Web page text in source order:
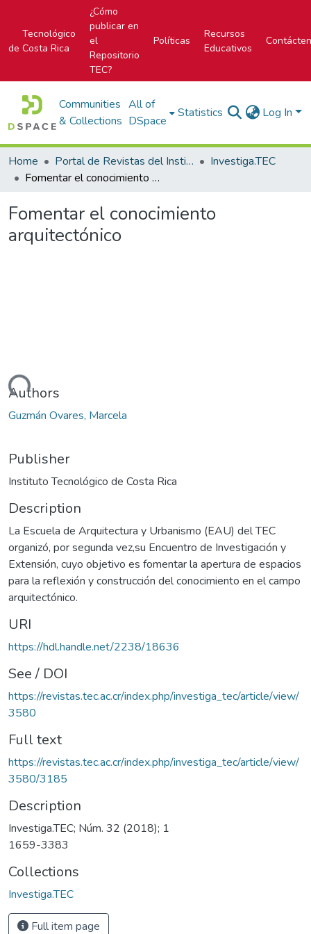
Tecnológico
de Costa Rica
¿Cómo
publicar en
el
Repositorio
TEC?
Políticas
Recursos
Educativos
Communities
& Collections
All of
DSpace
Statistics Log In
Home Portal de Revistas del Instituto Tecnológico de Costa Rica
Investiga.TEC
Fomentar el conocimiento arquitectónico
Fomentar el conocimiento
arquitectónico
Authors
Guzmán Ovares, Marcela
Publisher
Instituto Tecnológico de Costa Rica
Description
La Escuela de Arquitectura y Urbanismo (EAU) del TEC
organizó, por segunda vez,su Encuentro de Investigación y
Extensión, cuyo objetivo es fomentar la apertura de espacios
para la reflexión y construcción del conocimiento en el campo
arquitectónico.
URI
https://hdl.handle.net/2238/18636
See / DOI
https://revistas.tec.ac.cr/index.php/investiga_tec/article/view/
3580
Full text
https://revistas.tec.ac.cr/index.php/investiga_tec/article/view/
3580/3185
Description
Investiga.TEC; Núm. 32 (2018); 1
1659-3383
Collections
Investiga.TEC
Full item page